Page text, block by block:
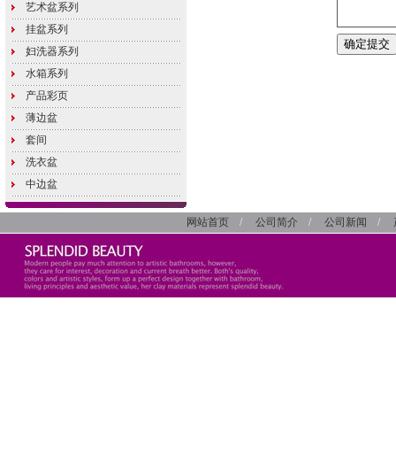
艺术盆系列
挂盆系列
妇洗器系列
水箱系列
产品彩页
薄边盆
套间
洗衣盆
中边盆
网站首页 / 公司简介 / 公司新闻 /